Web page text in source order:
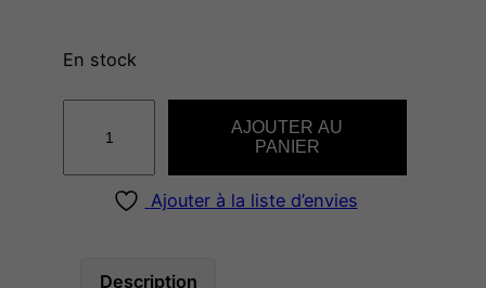
En stock
AJOUTER AU
PANIER
Ajouter à la liste d’envies
Description